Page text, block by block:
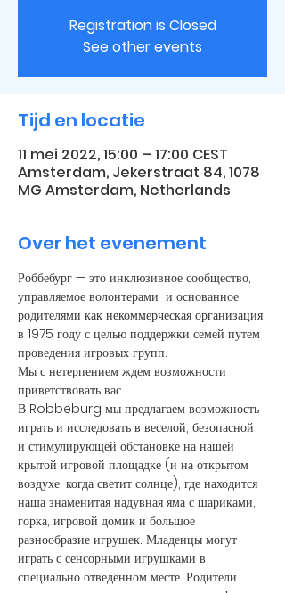
Registration is Closed
See other events
Tijd en locatie
11 mei 2022, 15:00 – 17:00 CEST
Amsterdam, Jekerstraat 84, 1078
MG Amsterdam, Netherlands
Over het evenement
Роббебург — это инклюзивное сообщество,
управляемое волонтерами  и основанное
родителями как некоммерческая организация
в 1975 году с целью поддержки семей путем
проведения игровых групп.
Мы с нетерпением ждем возможности
приветствовать вас.
В Robbeburg мы предлагаем возможность
играть и исследовать в веселой, безопасной
и стимулирующей обстановке на нашей
крытой игровой площадке (и на открытом
воздухе, когда светит солнце), где находится
наша знаменитая надувная яма с шариками,
горка, игровой домик и большое
разнообразие игрушек. Младенцы могут
играть с сенсорными игрушками в
специально отведенном месте. Родители